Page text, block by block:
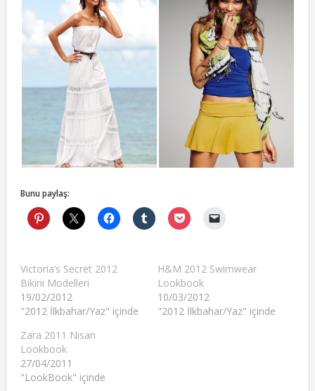
Bunu paylaş:
Victoria’s Secret 2012
Bikini Modelleri
19/02/2012
"2012 İlkbahar/Yaz" içinde
H&M 2012 Swimwear
Lookbook
10/03/2012
"2012 İlkbahar/Yaz" içinde
Zara 2011 Nisan
Lookbook
27/04/2011
"LookBook" içinde